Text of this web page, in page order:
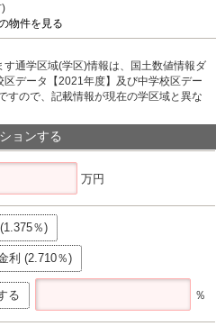
)
物件を見る
通学区域(学区)情報は、国土数値情報ダ
データ【2021年度】及び中学校区デー
すので、記載情報が現在の学区域と異な
ョンする
万円
％)
利 (2.710％)
る ％